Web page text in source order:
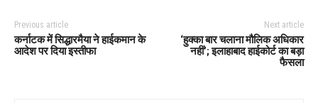
Previous article
कर्नाटक में सिद्धारमैया ने हाईकमान के
आदेश पर दिया इस्तीफा
Next article
‘हुक्का बार चलाना मौलिक अधिकार
नहीं’; इलाहाबाद हाईकोर्ट का बड़ा
फैसला